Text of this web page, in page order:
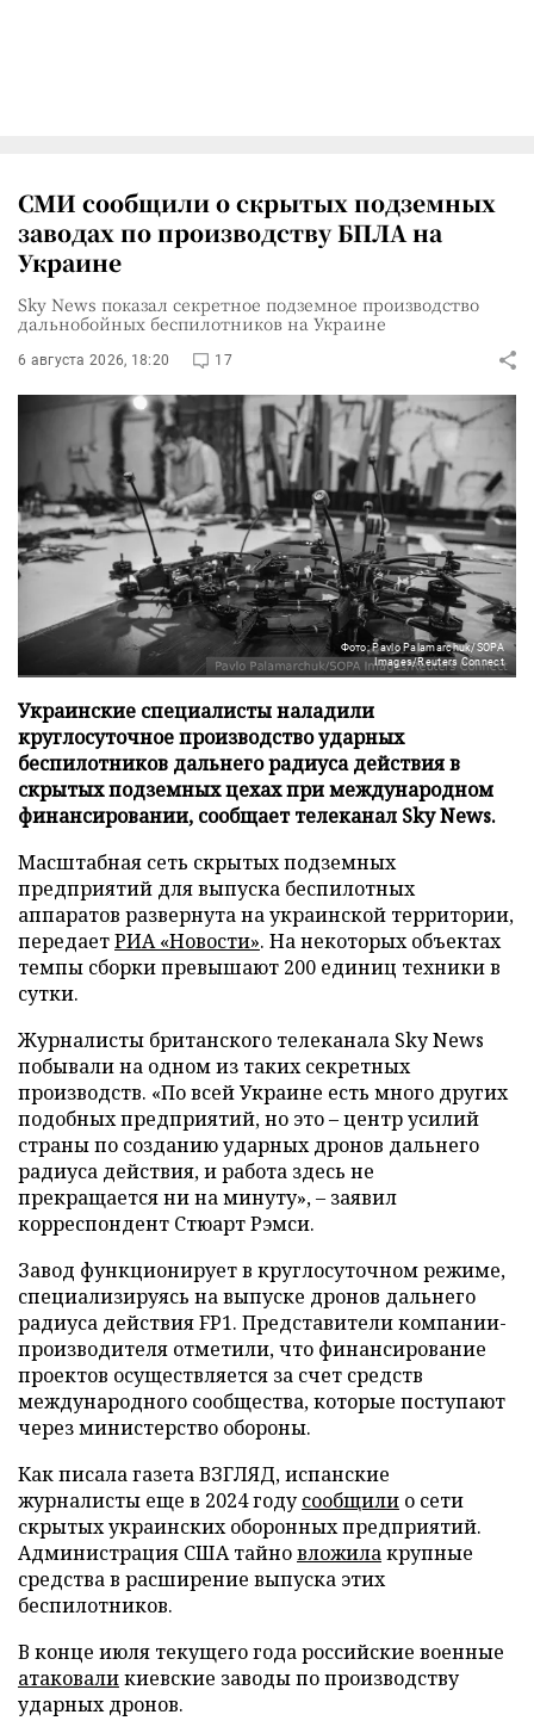
СМИ сообщили о скрытых подземных
заводах по производству БПЛА на
Украине
Sky News показал секретное подземное производство
дальнобойных беспилотников на Украине
6 августа 2026, 18:20 17
Фото: Pavlo Palamarchuk/SOPA
Images/Reuters Connect
Украинские специалисты наладили
круглосуточное производство ударных
беспилотников дальнего радиуса действия в
скрытых подземных цехах при международном
финансировании, сообщает телеканал Sky News.
Масштабная сеть скрытых подземных
предприятий для выпуска беспилотных
аппаратов развернута на украинской территории,
передаетРИА «Новости». На некоторых объектах
темпы сборки превышают 200 единиц техники в
сутки.
Журналисты британского телеканала Sky News
побывали на одном из таких секретных
производств. «По всей Украине есть много других
подобных предприятий, но это – центр усилий
страны по созданию ударных дронов дальнего
радиуса действия, и работа здесь не
прекращается ни на минуту», – заявил
корреспондент Стюарт Рэмси.
Завод функционирует в круглосуточном режиме,
специализируясь на выпуске дронов дальнего
радиуса действия FP1. Представители компании-
производителя отметили, что финансирование
проектов осуществляется за счет средств
международного сообщества, которые поступают
через министерство обороны.
Как писала газета ВЗГЛЯД, испанские
журналисты еще в 2024 годусообщили о сети
скрытых украинских оборонных предприятий.
Администрация США тайновложилакрупные
средства в расширение выпуска этих
беспилотников.
В конце июля текущего года российские военные
атаковаликиевские заводы по производству
ударных дронов.